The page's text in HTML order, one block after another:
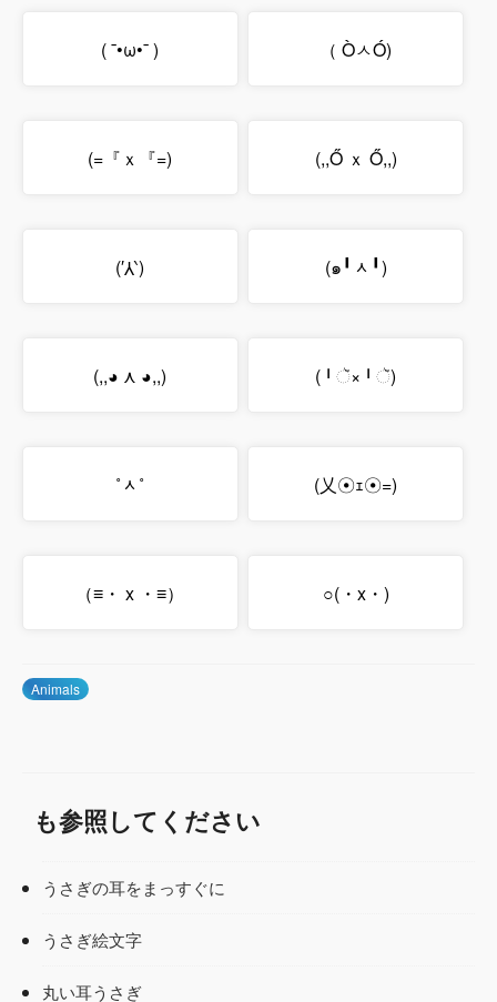
( ¯•ω•¯ ) （ ÒㅅÓ)
(=『ｘ『=) (,,Ő ｘ Ő,,)
(′⅄‵) (๑╹ᆺ╹)
(,,◕ ⋏ ◕,,) (╹ૅ×╹ૅ)
˚ᆺ˚ (乂☉ｪ☉=)
（≡・ x ・≡） ○(・x・)
Animals
も参照してください
うさぎの耳をまっすぐに
うさぎ絵文字
丸い耳うさぎ